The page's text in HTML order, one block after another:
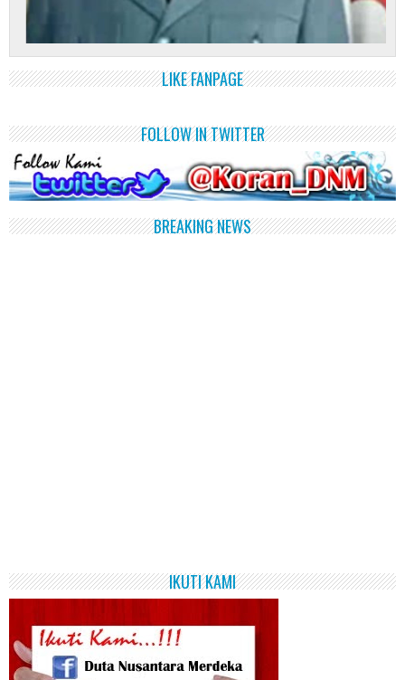
LIKE FANPAGE
FOLLOW IN TWITTER
BREAKING NEWS
IKUTI KAMI